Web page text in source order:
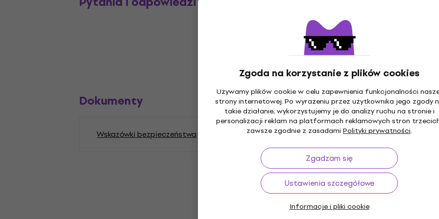
Zgoda na korzystanie z plików cookies
Używamy plików cookie w celu zapewnienia funkcjonalności
strony internetowej. Po wyrażeniu przez użytkownika jego zgody
takie działanie, wykorzystujemy je do analizy ruchu na stronie i
personalizacji reklam na platformach reklamowych stron
zawsze zgodnie z zasadami Polityki prywatności.
Zgadzam się
Ustawienia szczegółowe
Informacje i pliki cookie
Dokumenty
Wskazówki bezpieczeństwa